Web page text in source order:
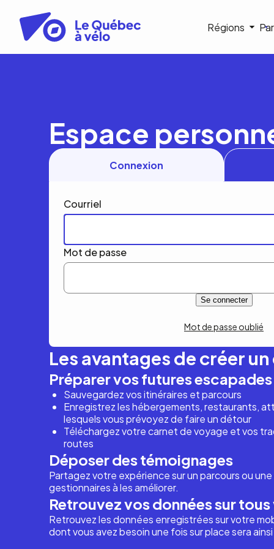
contenu
principal
Régions
Espace
Connexion
Courriel
Mot de passe
Mot de passe oublié
Les avantages de créer
Préparer vos futures escapades
Sauvegardez vos itinéraires et parcours
Enregistrez les hébergements, restaurants,
lesquels vous prévoyez de faire un détour
Téléchargez votre carnet de voyage et vos
routes
Déposer des témoignages
Partagez votre expérience sur un parcours ou
gestionnaires à les améliorer.
Retrouvez vos données sur
Retrouvez les données enregistrées sur votre
dont vous avez besoin une fois sur place sera